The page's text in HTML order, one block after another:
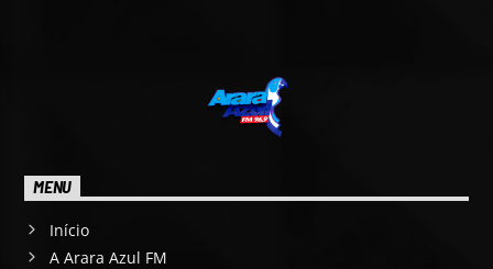
MENU
Início
A Arara Azul FM